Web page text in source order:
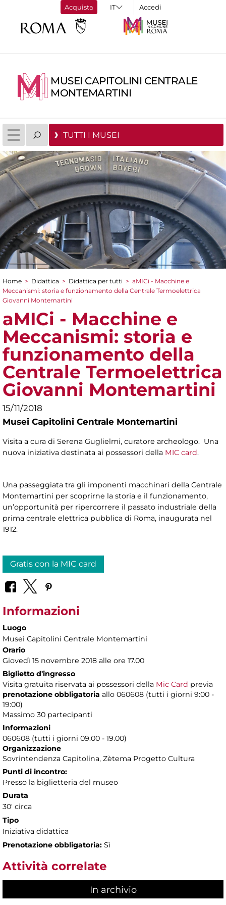
Acquista Accedi
MUSEI CAPITOLINI CENTRALE
MONTEMARTINI
TUTTI I MUSEI
Tu sei qui
Home > Didattica > Didattica per tutti > aMICi - Macchine e
Meccanismi: storia e funzionamento della Centrale Termoelettrica
Giovanni Montemartini
aMICi - Macchine e
Meccanismi: storia e
funzionamento della
Centrale Termoelettrica
Giovanni Montemartini
15/11/2018
Musei Capitolini Centrale Montemartini
Visita a cura di Serena Guglielmi, curatore archeologo. Una
nuova iniziativa destinata ai possessori della MIC card.
Una passeggiata tra gli imponenti macchinari della Centrale
Montemartini per scoprirne la storia e il funzionamento,
un’opportunità per ripercorrere il passato industriale della
prima centrale elettrica pubblica di Roma, inaugurata nel
1912.
Gratis con la MIC card
Informazioni
Luogo
Musei Capitolini Centrale Montemartini
Orario
Giovedì 15 novembre 2018 alle ore 17.00
Biglietto d'ingresso
Visita gratuita riservata ai possessori della Mic Card previa
prenotazione obbligatoria allo 060608 (tutti i giorni 9:00 -
19:00)
Massimo 30 partecipanti
Informazioni
060608 (tutti i giorni 09.00 - 19.00)
Organizzazione
Sovrintendenza Capitolina, Zètema Progetto Cultura
Punti di incontro:
Presso la biglietteria del museo
Durata
30' circa
Tipo
Iniziativa didattica
Prenotazione obbligatoria: Sì
Attività correlate
In archivio